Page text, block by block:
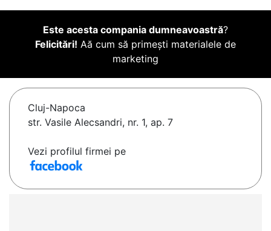
Este acesta compania dumneavoastră?
Felicitări! Aă cum să primești materialele de
marketing
Cluj-Napoca
str. Vasile Alecsandri, nr. 1, ap. 7
Vezi profilul firmei pe